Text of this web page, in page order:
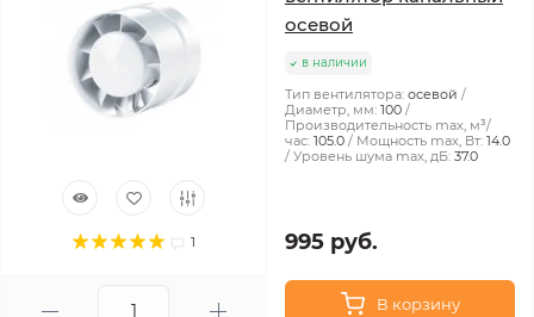
1
осевой
в наличии
Тип вентилятора: осевой
Диаметр, мм: 100
Производительность max, м³/
час: 105.0 Мощность max, Вт: 14.0
Уровень шума max, дБ: 37.0
995 руб.
В корзину